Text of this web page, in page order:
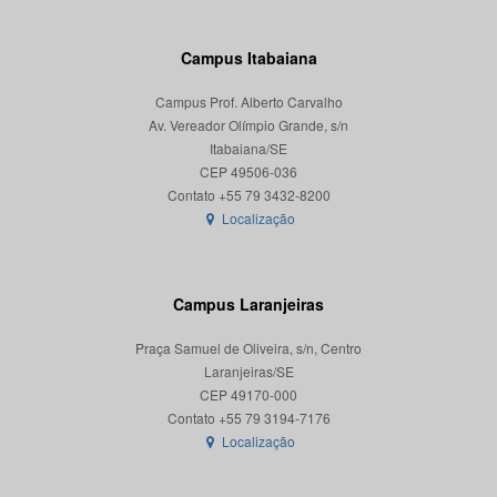
Campus Itabaiana
Campus Prof. Alberto Carvalho
Av. Vereador Olímpio Grande, s/n
Itabaiana/SE
CEP 49506-036
Localização
Campus Laranjeiras
Praça Samuel de Oliveira, s/n, Centro
Laranjeiras/SE
CEP 49170-000
Localização